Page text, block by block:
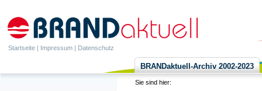
Startseite | Impressum | Datenschutz
BRANDaktuell-Archiv 2002-2023
Sie sind hier: